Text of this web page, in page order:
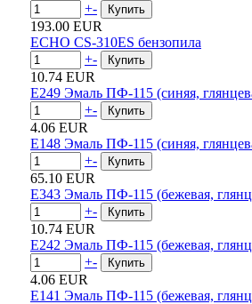
+-
193.00 EUR
ECHO CS-310ES бензопила
+-
10.74 EUR
E249 Эмаль ПФ-115 (синяя,
+-
4.06 EUR
E148 Эмаль ПФ-115 (синяя,
+-
65.10 EUR
E343 Эмаль ПФ-115 (бежевая,
+-
10.74 EUR
E242 Эмаль ПФ-115 (бежевая,
+-
4.06 EUR
E141 Эмаль ПФ-115 (бежевая,